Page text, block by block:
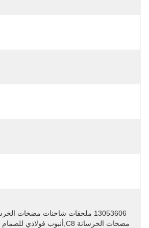
مضخات الخرسانة C8,أنبوب فولاذي للصمام الرئيسي لدخول الزيت